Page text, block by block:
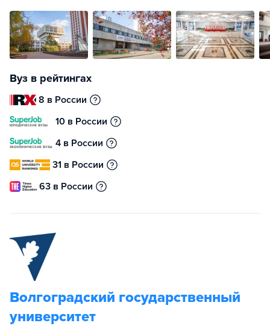
Вуз в рейтингах
8 в России
10 в России
4 в России
31 в России
63 в России
Волгоградский государственный
университет